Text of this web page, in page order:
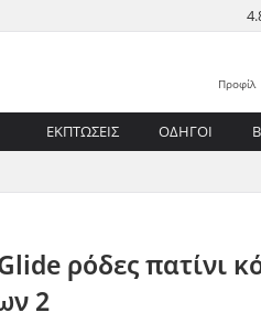
Προφίλ
ΕΚΠΤΩΣΕΙΣ ΟΔΗΓΟΊ
ρόδες πατίνι
2